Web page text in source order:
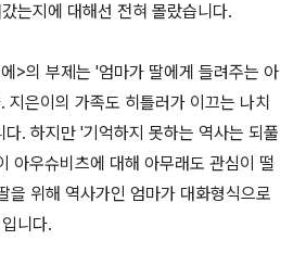
는지에 대해선 전혀 몰랐습니다.
>의 부제는 '엄마가 딸에게 들려주는 아
지은이의 가족도 히틀러가 이끄는 나치
. 하지만 '기억하지 못하는 역사는 되풀
아우슈비츠에 대해 아무래도 관심이 떨
을 위해 역사가인 엄마가 대화형식으로
니다.